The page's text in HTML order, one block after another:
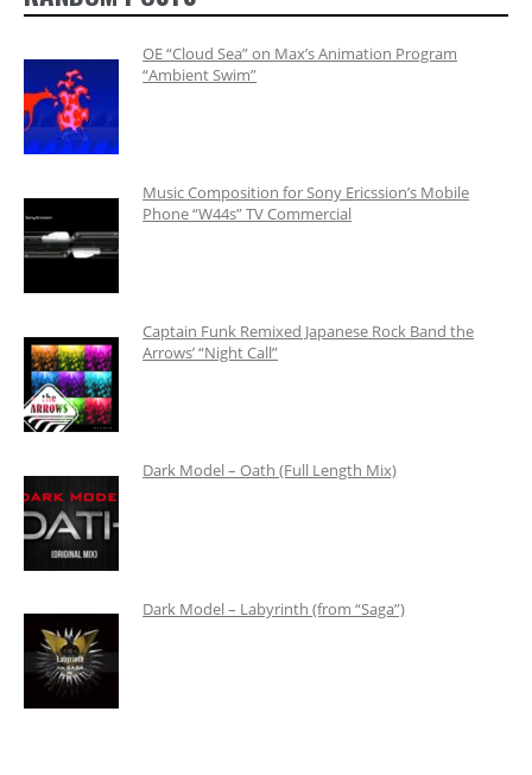
OE “Cloud Sea” on Max’s Animation Program
“Ambient Swim”
Music Composition for Sony Ericssion’s Mobile
Phone “W44s” TV Commercial
Captain Funk Remixed Japanese Rock Band the
Arrows’ “Night Call”
Dark Model – Oath (Full Length Mix)
Dark Model – Labyrinth (from “Saga”)